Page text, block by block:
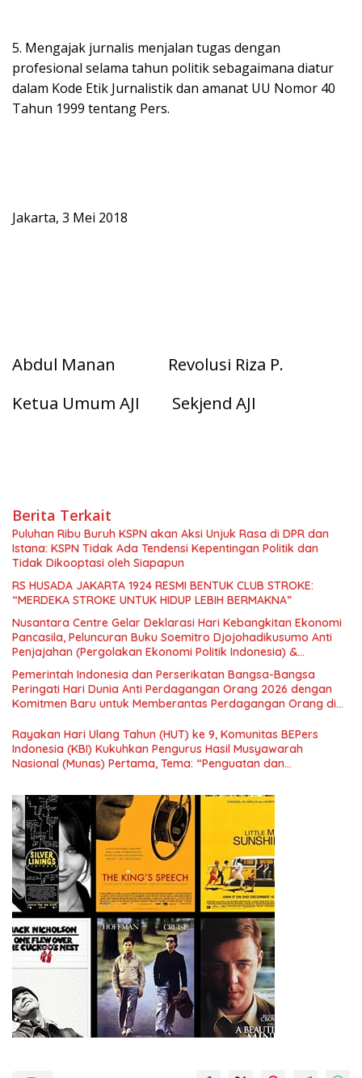
5. Mengajak jurnalis menjalan tugas dengan
profesional selama tahun politik sebagaimana diatur
dalam Kode Etik Jurnalistik dan amanat UU Nomor 40
Tahun 1999 tentang Pers.
Jakarta, 3 Mei 2018
Abdul Manan Revolusi Riza P.
Ketua Umum AJI Sekjend AJI
Berita Terkait
Puluhan Ribu Buruh KSPN akan Aksi Unjuk Rasa di DPR dan
Istana: KSPN Tidak Ada Tendensi Kepentingan Politik dan
Tidak Dikooptasi oleh Siapapun
RS HUSADA JAKARTA 1924 RESMI BENTUK CLUB STROKE:
“MERDEKA STROKE UNTUK HIDUP LEBIH BERMAKNA”
Nusantara Centre Gelar Deklarasi Hari Kebangkitan Ekonomi
Pancasila, Peluncuran Buku Soemitro Djojohadikusumo Anti
Penjajahan (Pergolakan Ekonomi Politik Indonesia) &
Simposium Nasional “Urgensi Undang-Undang Perekonomian
Nasional dan Kesejahteraan Sosial dalam Menata Bangsa
Menuju Indonesia Emas 2045”,
Pemerintah Indonesia dan Perserikatan Bangsa-Bangsa
Peringati Hari Dunia Anti Perdagangan Orang 2026 dengan
Komitmen Baru untuk Memberantas Perdagangan Orang di
Rayakan Hari Ulang Tahun (HUT) ke 9, Komunitas BEPers
Indonesia (KBI) Kukuhkan Pengurus Hasil Musyawarah
Nasional (Munas) Pertama, Tema: “Penguatan dan
Indonesia dan Mancanegara”.